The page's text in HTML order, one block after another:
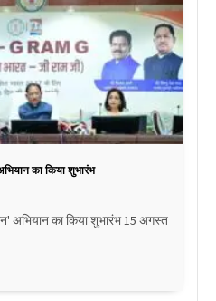
का किया शुभारंभ
अभियान का किया शुभारंभ 15 अगस्त